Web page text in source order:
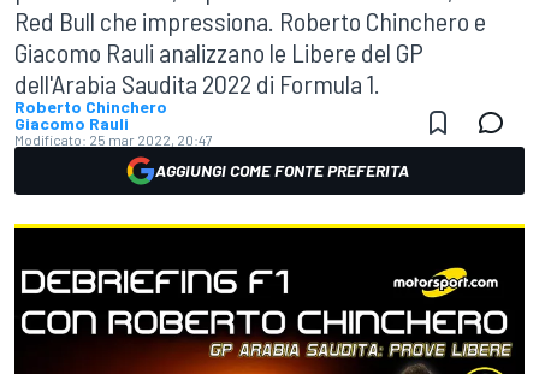
Red Bull che impressiona. Roberto Chinchero e
Giacomo Rauli analizzano le Libere del GP
dell'Arabia Saudita 2022 di Formula 1.
Roberto Chinchero
Giacomo Rauli
Modificato: 25 mar 2022, 20:47
AGGIUNGI COME FONTE PREFERITA